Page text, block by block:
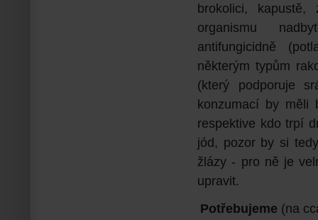
brokolici,
organismu
antifungicidně
některým typům
(který podporuje
konzumací by měli
respektive kdo trpí
jód, pozor by si
žlázy - pro ně je
upravit.
Potřebujeme (na